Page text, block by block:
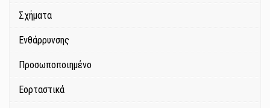
Σχήματα
Ενθάρρυνσης
Προσωποποιημένο
Εορταστικά